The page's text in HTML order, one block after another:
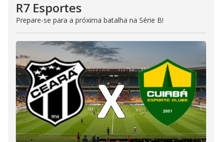
R7 Esportes
Prepare-se para a próxima batalha na Série B!